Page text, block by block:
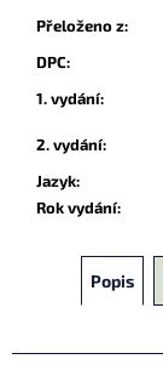
Přeloženo z:
DPC:
1. vydání:
2. vydání:
Jazyk:
Rok vydání:
Popis